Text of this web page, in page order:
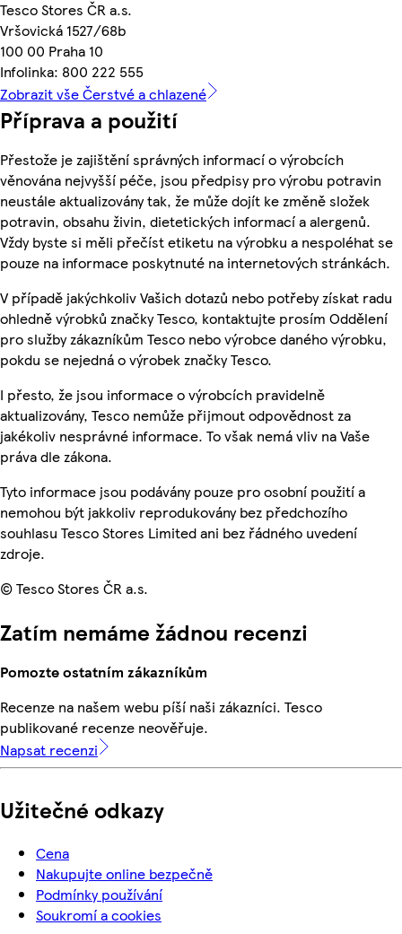
Tesco Stores ČR a.s.
Vršovická 1527/68b
100 00 Praha 10
Infolinka: 800 222 555
Zobrazit vše Čerstvé a chlazené
Příprava a použití
Přestože je zajištění správných informací o výrobcích
věnována nejvyšší péče, jsou předpisy pro výrobu potravin
neustále aktualizovány tak, že může dojít ke změně složek
potravin, obsahu živin, dietetických informací a alergenů.
Vždy byste si měli přečíst etiketu na výrobku a nespoléhat se
pouze na informace poskytnuté na internetových stránkách.
V případě jakýchkoliv Vašich dotazů nebo potřeby získat radu
ohledně výrobků značky Tesco, kontaktujte prosím Oddělení
pro služby zákazníkům Tesco nebo výrobce daného výrobku,
pokdu se nejedná o výrobek značky Tesco.
I přesto, že jsou informace o výrobcích pravidelně
aktualizovány, Tesco nemůže přijmout odpovědnost za
jakékoliv nesprávné informace. To však nemá vliv na Vaše
práva dle zákona.
Tyto informace jsou podávány pouze pro osobní použití a
nemohou být jakkoliv reprodukovány bez předchozího
souhlasu Tesco Stores Limited ani bez řádného uvedení
zdroje.
© Tesco Stores ČR a.s.
Zatím nemáme žádnou recenzi
Pomozte ostatním zákazníkům
Recenze na našem webu píší naši zákazníci. Tesco
publikované recenze neověřuje.
Napsat recenzi
Užitečné odkazy
Cena
Nakupujte online bezpečně
Podmínky používání
Soukromí a cookies